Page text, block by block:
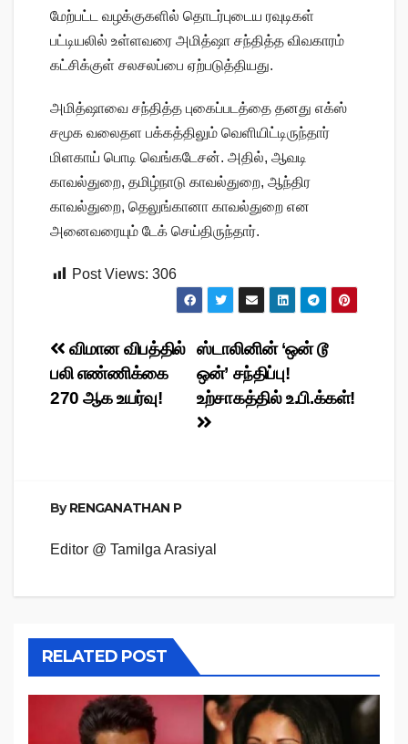
மேற்பட்ட வழக்குகளில் தொடர்புடைய ரவுடிகள்
பட்டியலில் உள்ளவரை அமித்ஷா சந்தித்த விவகாரம்
கட்சிக்குள் சலசலப்பை ஏற்படுத்தியது.
அமித்ஷாவை சந்தித்த புகைப்படத்தை தனது எக்ஸ்
சமூக வலைதள பக்கத்திலும் வெளியிட்டிருந்தார்
மிளகாய் பொடி வெங்கடேசன். அதில், ஆவடி
காவல்துறை, தமிழ்நாடு காவல்துறை, ஆந்திர
காவல்துறை, தெலுங்கானா காவல்துறை என
அனைவரையும் டேக் செய்திருந்தார்.
Post Views: 306
Post
navigation
ஸ்டாலினின் ‘ஒன் டூ
ஒன்’ சந்திப்பு!
உற்சாகத்தில் உ.பி.க்கள்!
விமான விபத்தில்
பலி எண்ணிக்கை
270 ஆக உயர்வு!
ByRENGANATHAN P
Editor @ Tamilga Arasiyal
RELATED POST